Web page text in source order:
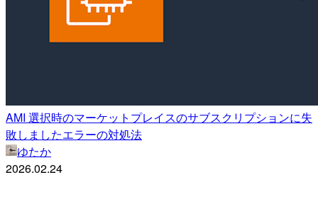
AMI 選択時のマーケットプレイスのサブスクリプションに失
敗しましたエラーの対処法
ゆたか
2026.02.24